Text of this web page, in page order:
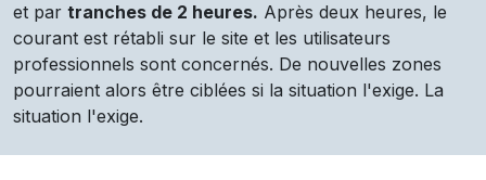
et par tranches de 2 heures. Après deux heures, le
courant est rétabli sur le site et les utilisateurs
professionnels sont concernés. De nouvelles zones
pourraient alors être ciblées si la situation l'exige. La
situation l'exige.